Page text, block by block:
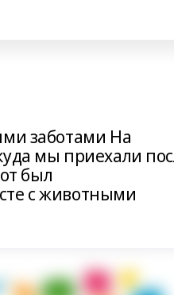
заботами На
мы приехали
был
с животными